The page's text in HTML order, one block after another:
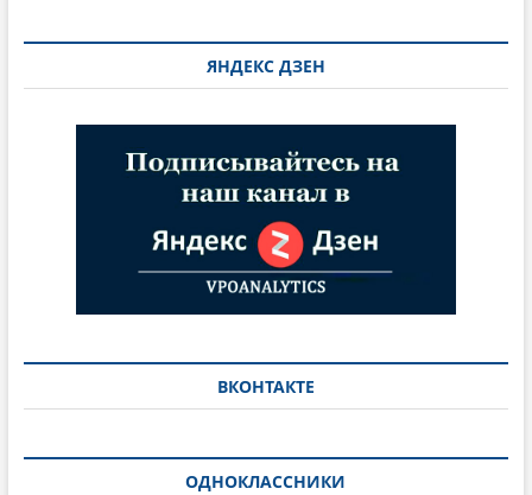
ЯНДЕКС ДЗЕН
ВКОНТАКТЕ
ОДНОКЛАССНИКИ